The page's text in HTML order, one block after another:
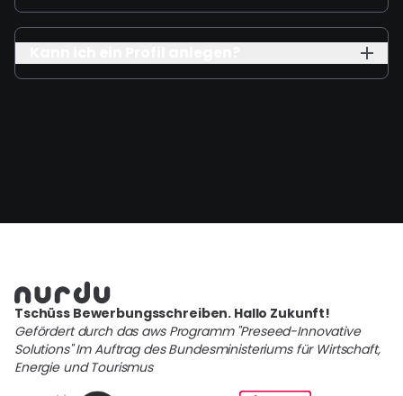
Tschüss Bewerbungsschreiben. Hallo Zukunft!
Gefördert durch das aws Programm "Preseed-Innovative
Solutions" Im Auftrag des Bundesministeriums für Wirtschaft,
Energie und Tourismus